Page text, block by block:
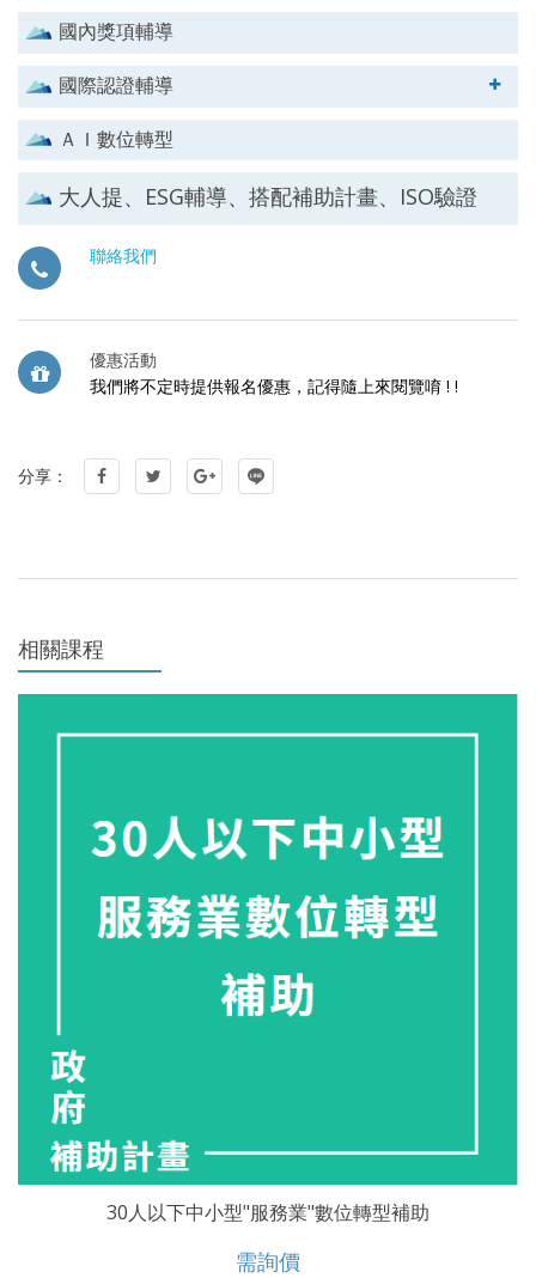
國內獎項輔導
國際認證輔導
ＡＩ數位轉型
大人提、ESG輔導、搭配補助計畫、ISO驗證
聯絡我們
優惠活動
我們將不定時提供報名優惠，記得隨上來閱覽唷 ! !
分享：
相關課程
30人以下中小型"服務業"數位轉型補助
需詢價